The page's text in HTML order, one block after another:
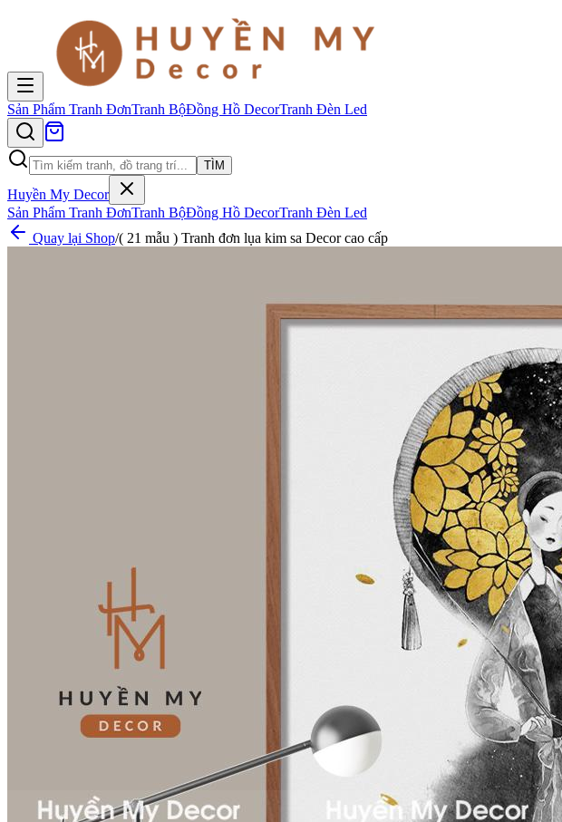
Sản Phẩm Tranh ĐơnTranh BộĐồng Hồ DecorTranh Đèn Led
TÌM
Huyền My Decor
Sản Phẩm Tranh ĐơnTranh BộĐồng Hồ DecorTranh Đèn Led
Quay lại Shop/( 21 mẫu ) Tranh đơn lụa kim sa Decor cao cấp